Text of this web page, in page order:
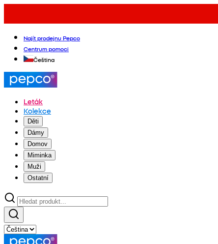
Najít prodejnu Pepco
Centrum pomoci
Čeština
Leták
Kolekce
Děti
Dámy
Domov
Miminka
Muži
Ostatní